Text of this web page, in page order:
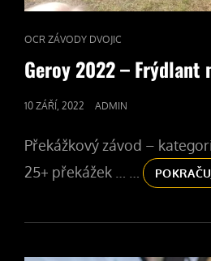
CAT
LINKS
OCR ZÁVODY DVOJIC
Geroy 2022 – Frýdlant
POSTED
10 ZÁŘÍ, 2022 ADMIN
Překážkový závod –
25+ překážek … …